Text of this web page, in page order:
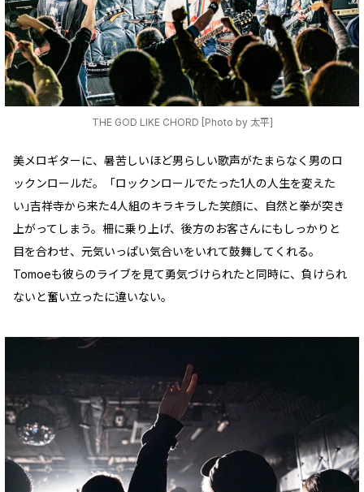
THE GOD LIKE CHORD [Photo by 太平]
美メロギターに、暑苦しいほど男らしい歌声がたまらなく男のロ
ックンロールだ。「ロックンロールでたった1人の人生を変えた
い｣吉祥寺から来た4人組のキラキラした笑顔に、自然と拳が突き
上がってしまう。柵に乗り上げ、後方のお客さんにもしっかりと
目を合わせ、元気いっぱい気合いをいれて鼓舞してくれる。
Tomoeも彼らのライブを見て勇気づけられたと同時に、負けられ
ないと奮い立ったに違いない。